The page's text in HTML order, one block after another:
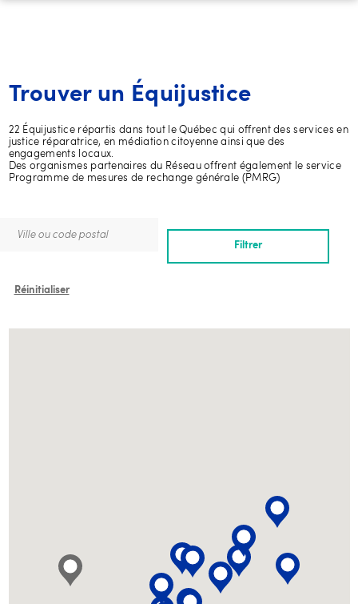
Trouver un Équijustice
22 Équijustice répartis dans tout le Québec qui offrent des services en
justice réparatrice, en médiation citoyenne ainsi que des
engagements locaux.
Des organismes partenaires du Réseau offrent également le service
Programme de mesures de rechange générale (PMRG)
Filtrer
Réinitialiser